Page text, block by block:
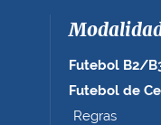
Futebol B2/
Futebol de
Regras